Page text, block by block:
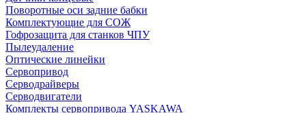
Поворотные оси задние бабки
Комплектующие для СОЖ
Гофрозащита для станков ЧПУ
Пылеудаление
Оптические линейки
Сервопривод
Серводрайверы
Серводвигатели
Комплекты сервопривода YASKAWA